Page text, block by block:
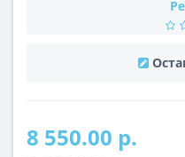
8 550.00 р.